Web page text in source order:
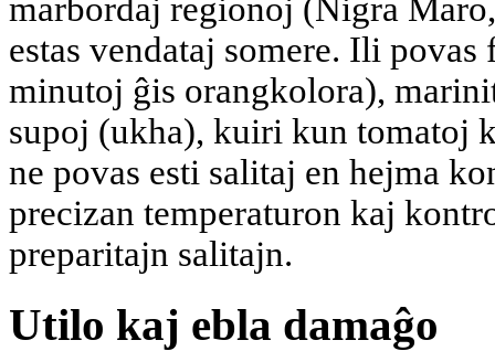
marbordaj regionoj (Nigra
estas vendataj somere. Ili
minutoj ĝis orangkolora),
supoj (ukha), kuiri kun tomatoj
ne povas esti salitaj en hejma
precizan temperaturon kaj
preparitajn salitajn.
Utilo kaj ebla damaĝo